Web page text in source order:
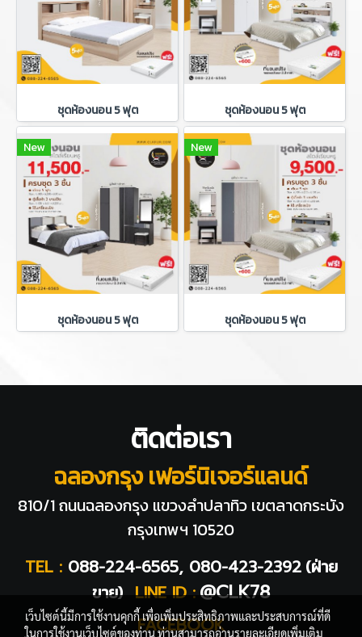
ชุดห้องนอน 5 ฟุต ชุดห้องนอน 5 ฟุต
New
ชุดห้องนอน 5 ฟุต
New
ชุดห้องนอน 5 ฟุต
ติดต่อเรา
ฉลองกรุง เฟอร์นิเจอร์แลนด์
810/1 ถนนฉลองกรุง แขวงลำปลาทิว เขตลาดกระบัง
กรุงเทพฯ 10520
TEL : 088-224-6565, 080-423-2392 (ฝ่าย
ขาย) LINE ID : @CLK78
FACEBOOK
เว็บไซต์นี้มีการใช้งานคุกกี้ เพื่อเพิ่มประสิทธิภาพและประสบการณ์ที่ดี
ในการใช้งานเว็บไซต์ของท่าน ท่านสามารถอ่านรายละเอียดเพิ่มเติม